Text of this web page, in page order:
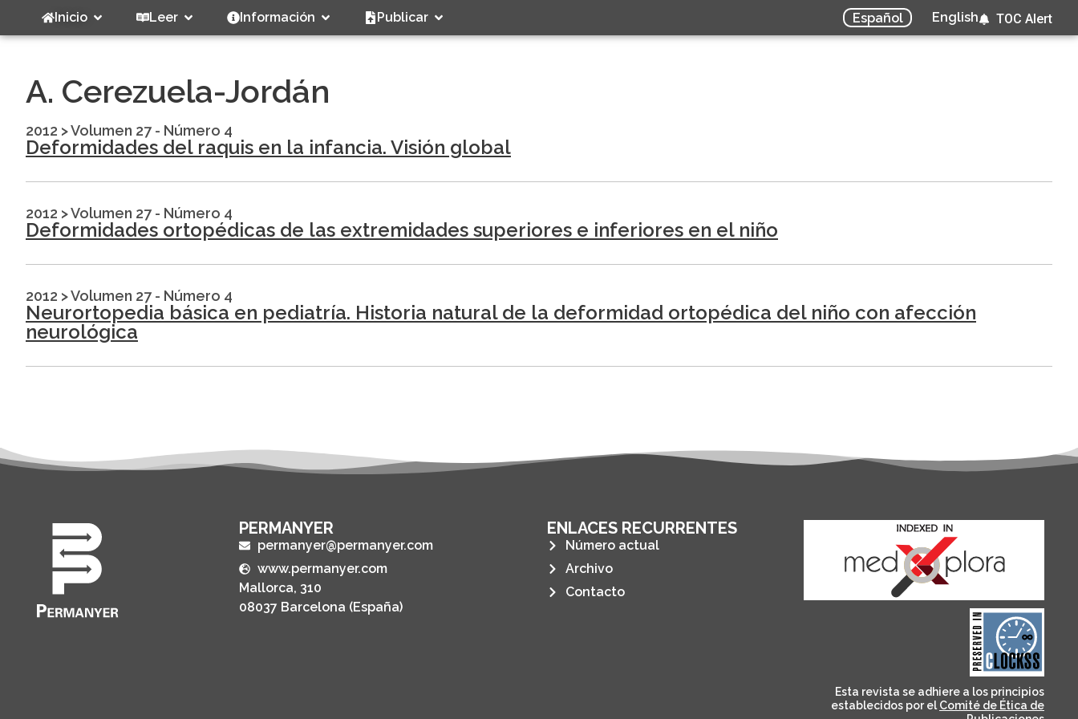
Inicio Leer Información Publicar Español English TOC Alert
A. Cerezuela-Jordán
2012 >Volumen 27 - Número 4
Deformidades del raquis en la infancia. Visión global
2012 >Volumen 27 - Número 4
Deformidades ortopédicas de las extremidades superiores e inferiores en el niño
2012 >Volumen 27 - Número 4
Neurortopedia básica en pediatría. Historia natural de la deformidad ortopédica del niño con afección
neurológica
PERMANYER
permanyer@permanyer.com
www.permanyer.com
Mallorca, 310
08037 Barcelona (España)
ENLACES RECURRENTES
Número actual
Archivo
Contacto
CLOCKSS is a dak archive
that ensures the long-
term survival of web-
based scholary
publications, governed by
and for its stakeholders.
Esta revista se adhiere a los principios
establecidos por el Comité de Ética de